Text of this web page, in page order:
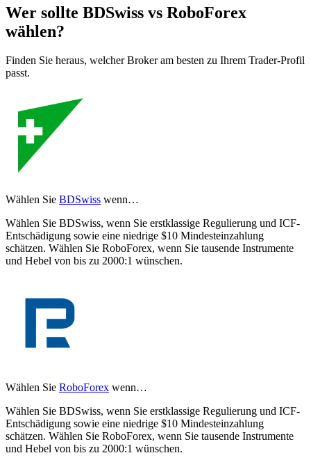
Wer sollte BDSwiss vs RoboForex
wählen?
Finden Sie heraus, welcher Broker am besten zu Ihrem Trader-Profil
passt.
Wählen Sie BDSwiss wenn…
Wählen Sie BDSwiss, wenn Sie erstklassige Regulierung und ICF-
Entschädigung sowie eine niedrige $10 Mindesteinzahlung
schätzen. Wählen Sie RoboForex, wenn Sie tausende Instrumente
und Hebel von bis zu 2000:1 wünschen.
Wählen Sie RoboForex wenn…
Wählen Sie BDSwiss, wenn Sie erstklassige Regulierung und ICF-
Entschädigung sowie eine niedrige $10 Mindesteinzahlung
schätzen. Wählen Sie RoboForex, wenn Sie tausende Instrumente
und Hebel von bis zu 2000:1 wünschen.